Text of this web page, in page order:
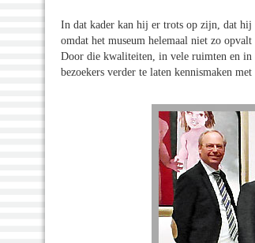
In dat kader kan hij er trots op zijn, dat hij
omdat het museum helemaal niet zo
Door die kwaliteiten, in vele ruimten en in
bezoekers verder te laten kennismaken met